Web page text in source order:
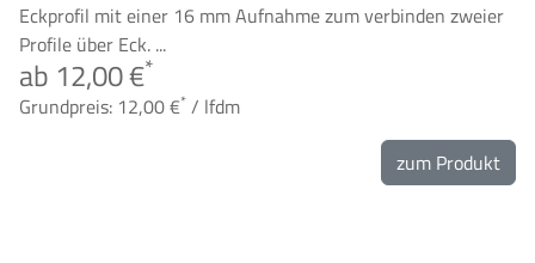
Eckprofil mit einer 16 mm Aufnahme zum verbinden zweier
Profile über Eck. ...
ab 12,00 €*
Grundpreis: 12,00 €* / lfdm
zum Produkt